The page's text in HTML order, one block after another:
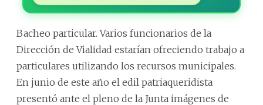
Bacheo particular. Varios funcionarios de la
Dirección de Vialidad estarían ofreciendo trabajo a
particulares utilizando los recursos municipales.
En junio de este año el edil patriaqueridista
presentó ante el pleno de la Junta imágenes de